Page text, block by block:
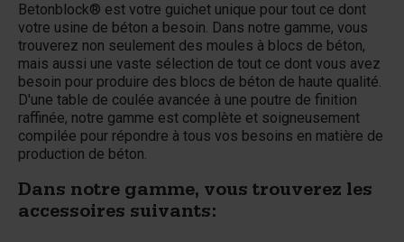
Betonblock® est votre guichet unique pour tout ce dont
votre usine de béton a besoin. Dans notre gamme, vous
trouverez non seulement des moules à blocs de béton,
mais aussi une vaste sélection de tout ce dont vous avez
besoin pour produire des blocs de béton de haute qualité.
D'une table de coulée avancée à une poutre de finition
raffinée, notre gamme est complète et soigneusement
compilée pour répondre à tous vos besoins en matière de
production de béton.
Dans notre gamme, vous trouverez les
accessoires suivants: